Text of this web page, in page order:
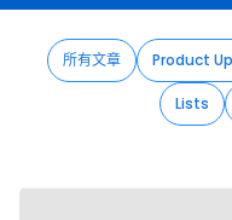
所有文章 Product
Lists